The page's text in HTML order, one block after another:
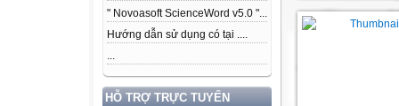
" Novoasoft ScienceWord v5.0 "...
Hướng dẫn sử dụng có tại ....
...
HỖ TRỢ TRỰC TUYẾN